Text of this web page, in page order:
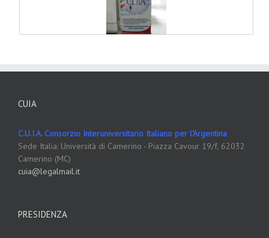
CUIA
C.U.I.A. Consorzio Interuniversitario Italiano per l'Argentina
Sede Italia: Università di Camerino - Piazza Cavour 19/f, 62032
Camerino (MC)
cuia@legalmail.it
PRESIDENZA